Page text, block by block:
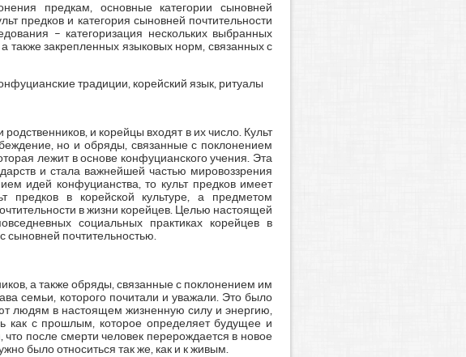
предкам, основные категории сыновней
предков и категория сыновней почтительности
– категоризация нескольких выбранных
также закрепленных языковых норм, связанных с
традиции, корейский язык, ритуалы
и корейцы входят в их число. Культ
но и обряды, связанные с поклонением
лежит в основе конфуцианского учения. Эта
и стала важнейшей частью мировоззрения
идей конфуцианства, то культ предков имеет
предков в корейской культуре, а предметом
в жизни корейцев. Целью настоящей
социальных практиках корейцев в
сыновней почтительностью.
а также обряды, связанные с поклонением им
семьи, которого почитали и уважали. Это было
людям в настоящем жизненную силу и энергию,
как с прошлым, которое определяет будущее и
после смерти человек перерождается в новое
было относиться так же, как и к живым.